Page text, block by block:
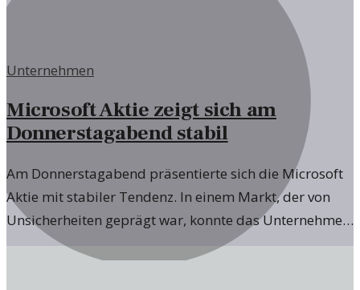
Unternehmen
Microsoft Aktie zeigt sich am
Donnerstagabend stabil
Am Donnerstagabend präsentierte sich die Microsoft
Aktie mit stabiler Tendenz. In einem Markt, der von
Unsicherheiten geprägt war, konnte das Unternehmen
einige positive Signale setzen.